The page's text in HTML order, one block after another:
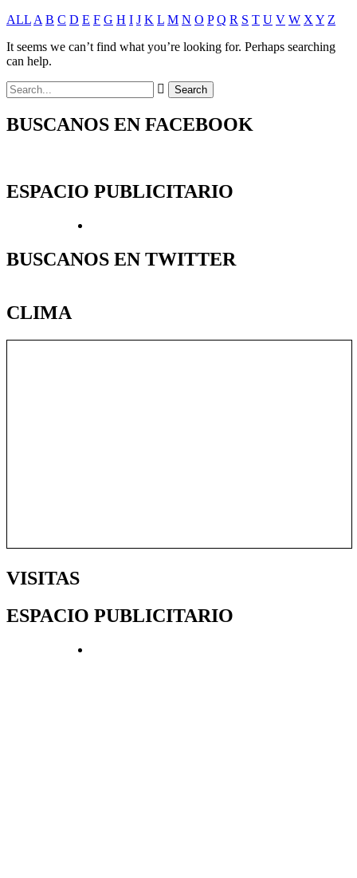
ALL A B C D E F G H I J K L M N O P Q R S T U V W X Y Z
It seems we can’t find what you’re looking for. Perhaps searching
can help.
BUSCANOS EN FACEBOOK
ESPACIO PUBLICITARIO
BUSCANOS EN TWITTER
CLIMA
VISITAS
ESPACIO PUBLICITARIO